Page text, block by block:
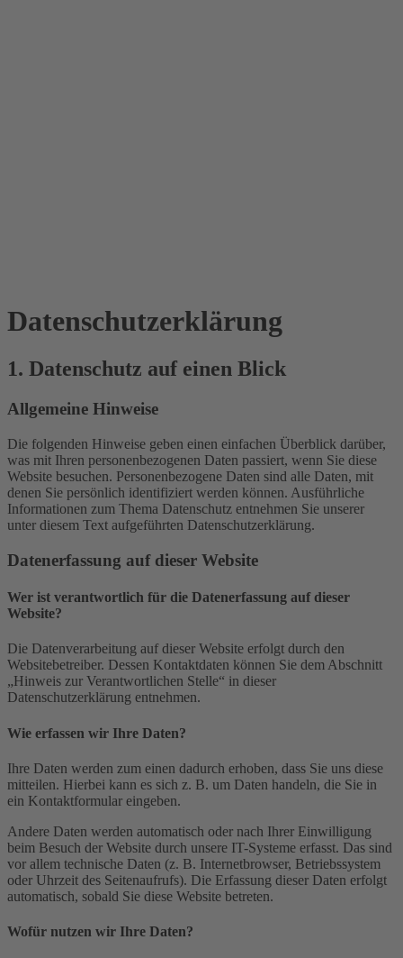
Datenschutz­erklärung
1. Datenschutz auf einen Blick
Allgemeine Hinweise
Die folgenden Hinweise geben einen einfachen Überblick darüber,
was mit Ihren personenbezogenen Daten passiert, wenn Sie diese
Website besuchen. Personenbezogene Daten sind alle Daten, mit
denen Sie persönlich identifiziert werden können. Ausführliche
Informationen zum Thema Datenschutz entnehmen Sie unserer
unter diesem Text aufgeführten Datenschutzerklärung.
Datenerfassung auf dieser Website
Wer ist verantwortlich für die Datenerfassung auf dieser
Website?
Die Datenverarbeitung auf dieser Website erfolgt durch den
Websitebetreiber. Dessen Kontaktdaten können Sie dem Abschnitt
„Hinweis zur Verantwortlichen Stelle“ in dieser
Datenschutzerklärung entnehmen.
Wie erfassen wir Ihre Daten?
Ihre Daten werden zum einen dadurch erhoben, dass Sie uns diese
mitteilen. Hierbei kann es sich z. B. um Daten handeln, die Sie in
ein Kontaktformular eingeben.
Andere Daten werden automatisch oder nach Ihrer Einwilligung
beim Besuch der Website durch unsere IT-Systeme erfasst. Das sind
vor allem technische Daten (z. B. Internetbrowser, Betriebssystem
oder Uhrzeit des Seitenaufrufs). Die Erfassung dieser Daten erfolgt
automatisch, sobald Sie diese Website betreten.
Wofür nutzen wir Ihre Daten?